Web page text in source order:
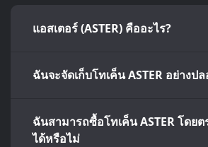
แอสเตอร์ (ASTER) คืออะไร?
ฉันจะจัดเก็บโทเค็น ASTER อย่างป
ฉันสามารถซื้อโทเค็น ASTER โดยต
ได้หรือไม่